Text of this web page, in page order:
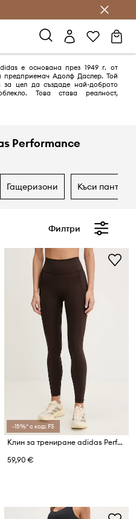
Club
е основана през 1949 г. от
предприемач Адолф Даслер. Той
за цел да създаде най-доброто
Това става реалност,
Performance
гащеризони къси
Филтри
-15%* с код: FS
Клин за трениране adidas Performance Optime
59,90 €